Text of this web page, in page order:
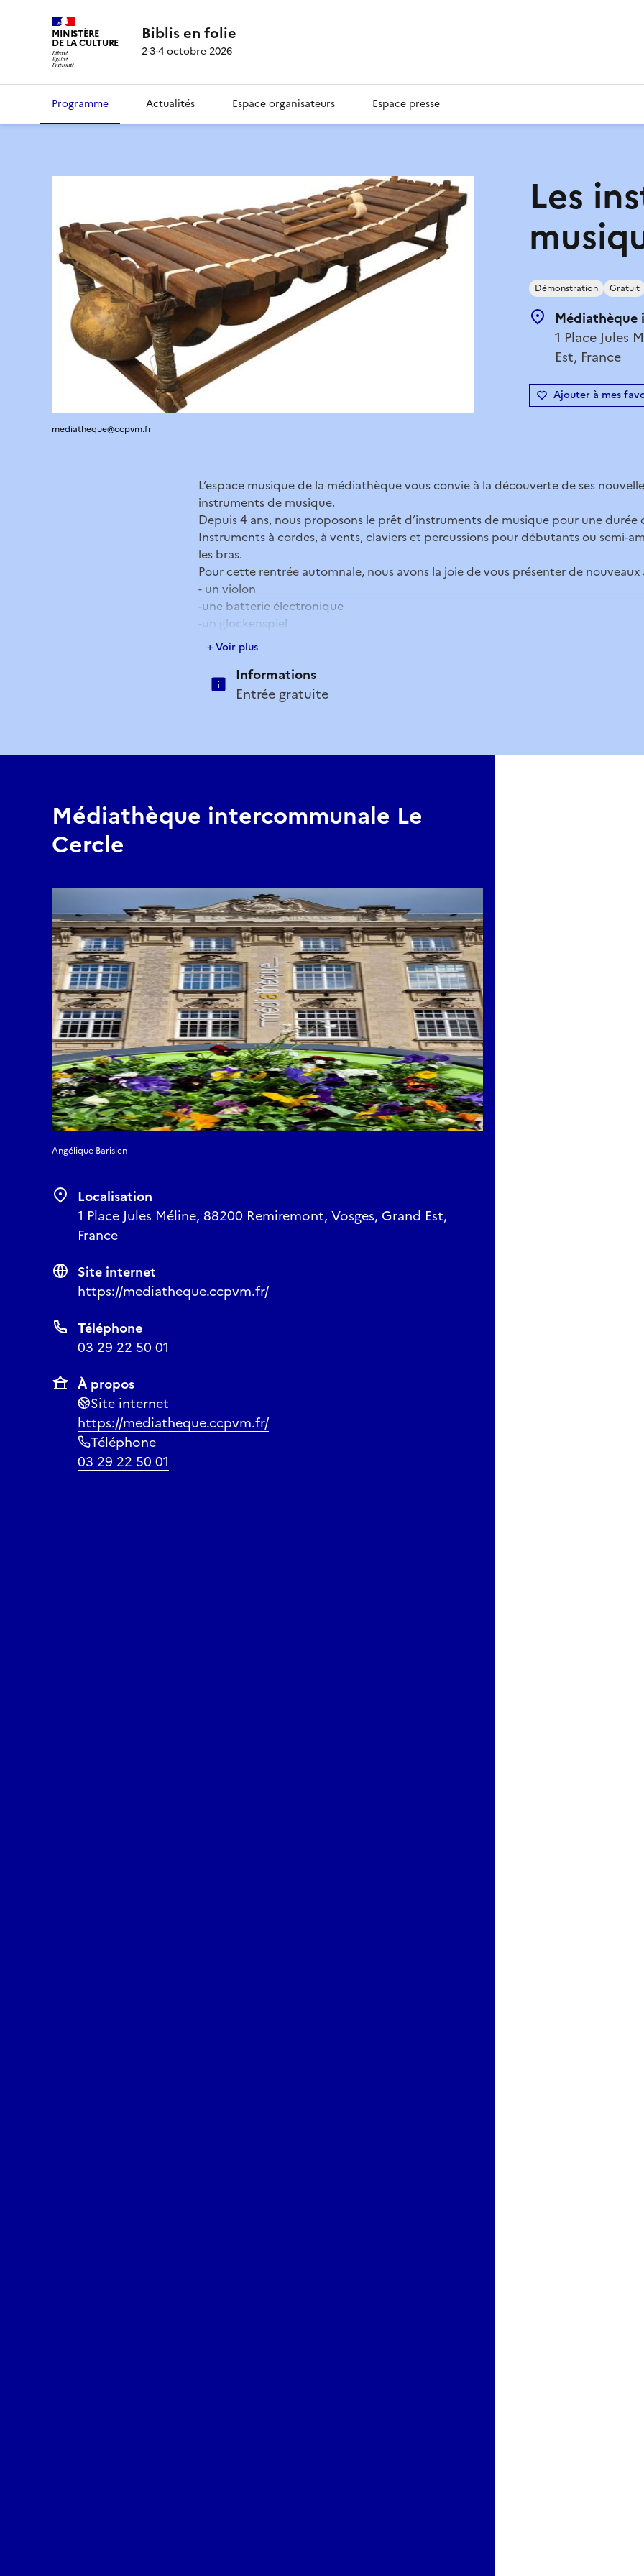
MINISTÈRE
DE LA CULTURE Biblis en folie
2-3-4 octobre 2026
Programme Actualités Espace organisateurs Espace presse
Les
Démonstration Gratuit
Médiathèque
1 Place Jules
Est, France
Ajouter à mes
mediatheque@ccpvm.fr
L’espace musique de la médiathèque vous convie à la découverte de ses
instruments de musique.
Depuis 4 ans, nous proposons le prêt d’instruments de musique pour une durée
Instruments à cordes, à vents, claviers et percussions pour débutants ou semi-
les bras.
Pour cette rentrée automnale, nous avons la joie de vous présenter de nouveaux
- un violon
-une batterie électronique
-un glockenspiel
- une lyre
-un balafon
-une paire de bongos.
+ Voir plus
Informations
Entrée gratuite
Médiathèque intercommunale Le
Cercle
Angélique Barisien
Localisation
1 Place Jules Méline, 88200 Remiremont, Vosges, Grand Est,
France
Site internet
https://mediatheque.ccpvm.fr/
Téléphone
03 29 22 50 01
À propos
Site internet
https://mediatheque.ccpvm.fr/
Téléphone
03 29 22 50 01